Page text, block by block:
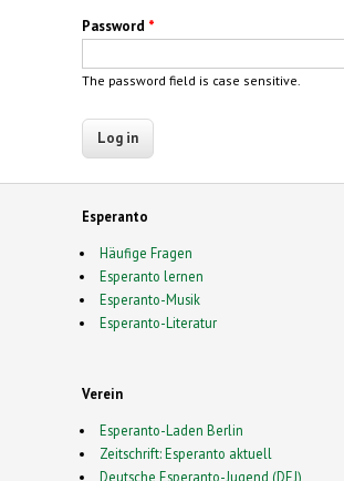
Password *
The password field is case sensitive.
Esperanto
Häufige Fragen
Esperanto lernen
Esperanto-Musik
Esperanto-Literatur
Verein
Esperanto-Laden Berlin
Zeitschrift: Esperanto aktuell
Deutsche Esperanto-Jugend (DEJ)